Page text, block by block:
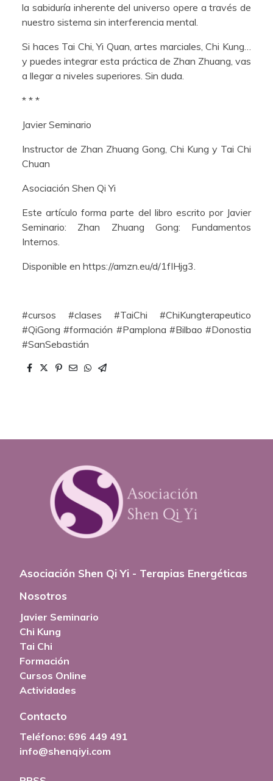
la sabiduría inherente del universo opere a través de
nuestro sistema sin interferencia mental.
Si haces Tai Chi, Yi Quan, artes marciales, Chi Kung…
y puedes integrar esta práctica de Zhan Zhuang, vas
a llegar a niveles superiores. Sin duda.
* * *
Javier Seminario
Instructor de Zhan Zhuang Gong, Chi Kung y Tai Chi
Chuan
Asociación Shen Qi Yi
Este artículo forma parte del libro escrito por Javier
Seminario: Zhan Zhuang Gong: Fundamentos
Internos.
Disponible en https://amzn.eu/d/1fIHjg3.
#cursos #clases #TaiChi #ChiKungterapeutico
#QiGong #formación #Pamplona #Bilbao #Donostia
#SanSebastián
Asociación Shen Qi Yi - Terapias Energéticas
Nosotros
Javier Seminario
Chi Kung
Tai Chi
Formación
Cursos Online
Actividades
Contacto
Teléfono: 696 449 491
info@shenqiyi.com